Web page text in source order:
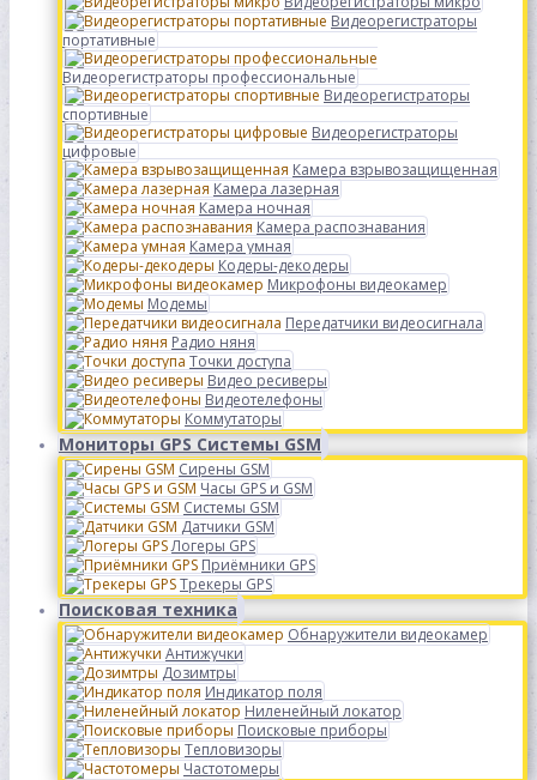
Видеорегистраторы
портативные
Видеорегистраторы профессиональные
Видеорегистраторы
спортивные
Видеорегистраторы
цифровые
Камера взрывозащищенная
Камера лазерная
Камера ночная
Камера распознавания
Камера умная
Кодеры-декодеры
Микрофоны видеокамер
Модемы
Передатчики видеосигнала
Радио няня
Точки доступа
Видео ресиверы
Видеотелефоны
Коммутаторы
Мониторы GPS Системы GSM
Сирены GSM
Часы GPS и GSM
Системы GSM
Датчики GSM
Логеры GPS
Приёмники GPS
Трекеры GPS
Поисковая техника
Обнаружители видеокамер
Антижучки
Дозимтры
Индикатор поля
Ниленейный локатор
Поисковые приборы
Тепловизоры
Частотомеры